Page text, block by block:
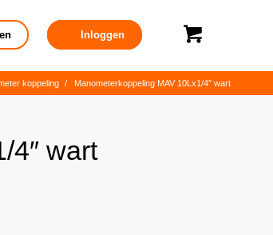
Inloggen
koppeling / Manometerkoppeling MAV 10Lx1/4″ wart
4″ wart